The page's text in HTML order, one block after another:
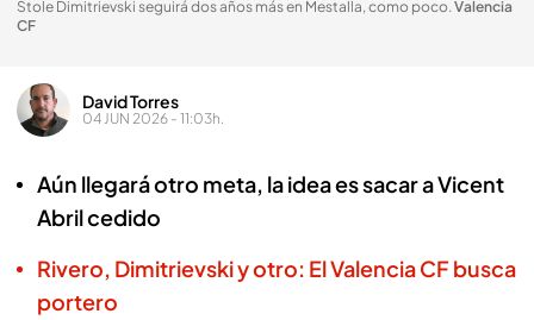
Stole Dimitrievski seguirá dos años más en Mestalla, como poco.Valencia
CF
David Torres
04 JUN 2026 - 11:03h.
Aún llegará otro meta, la idea es sacar a Vicent
Abril cedido
Rivero, Dimitrievski y otro: El Valencia CF busca
portero